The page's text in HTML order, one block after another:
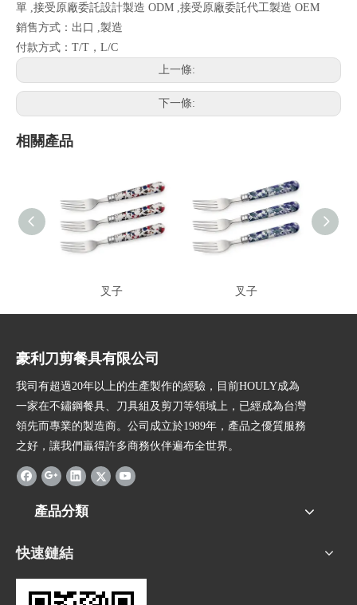
單 ,接受原廠委託設計製造 ODM ,接受原廠委託代工製造 OEM
銷售方式：出口 ,製造
付款方式：T/T，L/C
上一條:
下一條:
相關產品
叉子 叉子
豪利刀剪餐具有限公司
我司有超過20年以上的生產製作的經驗，目前HOULY成為
一家在不鏽鋼餐具、刀具組及剪刀等領域上，已經成為台灣
領先而專業的製造商。公司成立於1989年，產品之優質服務
之好，讓我們贏得許多商務伙伴遍布全世界。
產品分類
快速鏈結